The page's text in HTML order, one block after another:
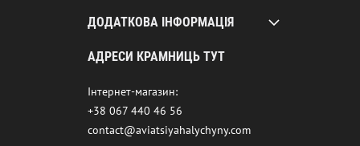
ДОДАТКОВА ІНФОРМАЦІЯ
АДРЕСИ КРАМНИЦЬ ТУТ
Інтернет-магазин:
+38 067 440 46 56
contact@aviatsiyahalychyny.com